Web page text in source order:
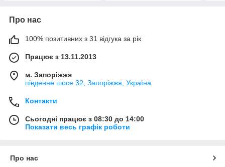
Про нас
100% позитивних з 31 відгука за рік
Працює з 13.11.2013
м. Запоріжжя
південне шосе 32, Запоріжжя, Україна
Контакти
Сьогодні працює з 08:30 до 14:00
Показати весь графік роботи
Про нас